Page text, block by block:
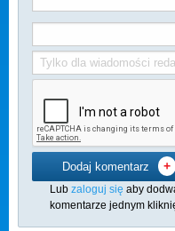
Dodaj komentarz +
Lub zaloguj się aby
komentarze jednym